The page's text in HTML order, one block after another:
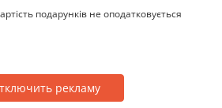
подарунків не оподатковується
рекламу